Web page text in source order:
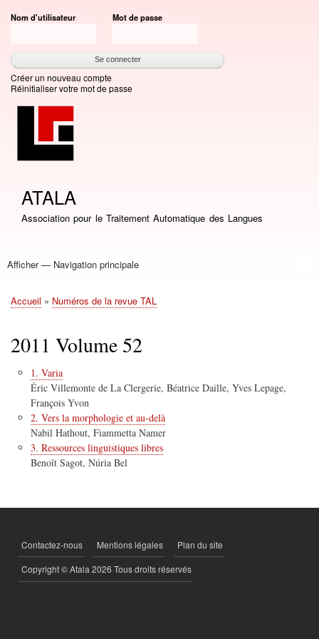
au
principal
Nom d'utilisateur Mot de passe
Créer un nouveau compte
Réinitialiser votre mot de passe
ATALA
Association pour le Traitement Automatique des Langues
Navigation
Afficher — Navigation principale
Accueil
Association
Bourses
Adhésion
Revue TAL
Liste LN
Conférence TALN
Conférences
Prix de thèse
Prix TALN-RECITAL
Annuaires
Journées
Offres d'emploi
Fil
Accueil Numéros de la revue TAL
2011 Volume 52
1. Varia
Éric Villemonte de La Clergerie, Béatrice Daille, Yves Lepage,
François Yvon
2. Vers la morphologie et au-delà
Nabil Hathout, Fiammetta Namer
3. Ressources linguistiques libres
Benoît Sagot, Núria Bel
PIED
DE
PAGE
Contactez-nous Mentions légales Plan du site
Copyright © Atala 2026 Tous droits réservés